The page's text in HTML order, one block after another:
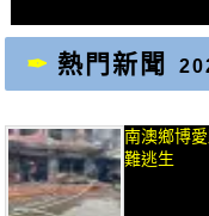
熱門新聞
南澳鄉博
難逃生